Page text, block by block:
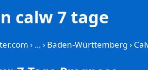
calw 7 tage
› … › Baden-Württemberg ›